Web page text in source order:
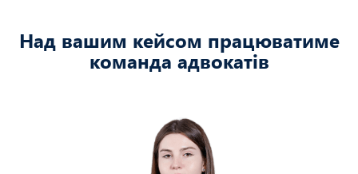
Над вашим кейсом працюватиме
команда адвокатів